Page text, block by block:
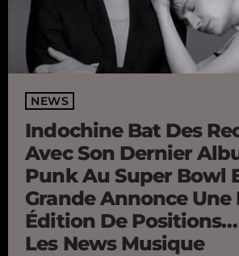
NEWS
Indochine Bat Des
Avec Son Dernier
Punk Au Super Bowl
Grande Annonce Une
Édition De
Les News Musique